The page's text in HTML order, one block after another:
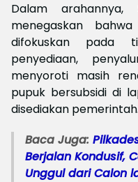
Dalam
menegaskan
difokuskan pada
penyediaan,
menyoroti masih
pupuk bersubsidi di
disediakan pemerintah.
Baca Juga:
Berjalan Kondusif,
Unggul dari Calon